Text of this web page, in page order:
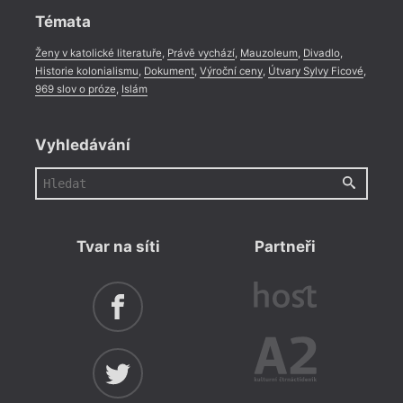
Témata
Ženy v katolické literatuře Právě vychází, Mauzoleum, Divadlo,
Historie kolonialismu Dokument, Výroční ceny, Útvary Sylvy Ficové
969 slov o próze Islám
Vyhledávání
Tvar na síti Partneři